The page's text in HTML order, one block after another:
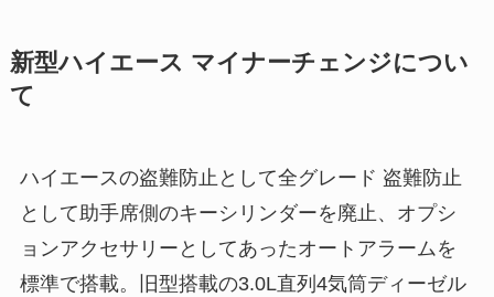
新型ハイエース マイナーチェンジについ
て
ハイエースの盗難防止として全グレード 盗難防止
として助手席側のキーシリンダーを廃止、オプシ
ョンアクセサリーとしてあったオートアラームを
標準で搭載。旧型搭載の3.0L直列4気筒ディーゼル